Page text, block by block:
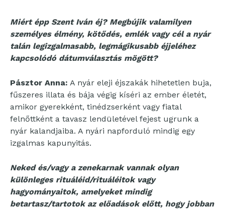
Miért épp Szent Iván éj? Megbújik valamilyen
személyes élmény, kötődés, emlék vagy cél a nyár
talán legizgalmasabb, legmágikusabb éjjeléhez
kapcsolódó dátumválasztás mögött?
Pásztor Anna: A nyár eleji éjszakák hihetetlen buja,
fűszeres illata és bája végig kíséri az ember életét,
amikor gyerekként, tinédzserként vagy fiatal
felnőttként a tavasz lendületével fejest ugrunk a
nyár kalandjaiba. A nyári napforduló mindig egy
izgalmas kapunyitás.
Neked és/vagy a zenekarnak vannak olyan
különleges rituáléid/rituáléitok vagy
hagyományaitok, amelyeket mindig
betartasz/tartotok az előadások előtt, hogy jobban